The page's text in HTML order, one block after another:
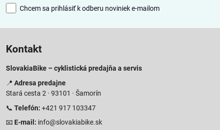
Chcem sa prihlásiť k odberu noviniek e-mailom
Kontakt
SlovakiaBike – cyklistická predajňa a servis
📍 Adresa predajne
Stará cesta 2 · 93101 · Šamorín
📞 Telefón: +421 917 103347
📧 E-mail: info@slovakiabike.sk